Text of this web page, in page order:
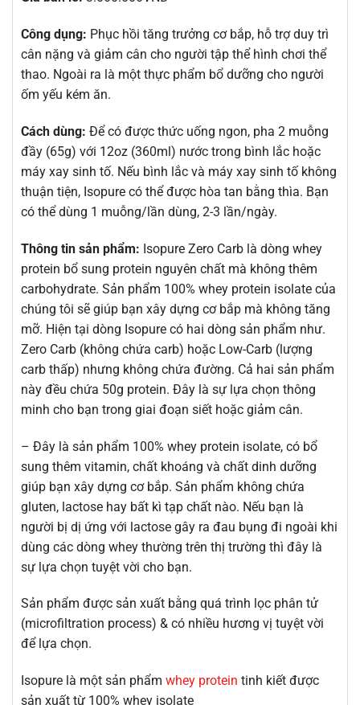
Công dụng: Phục hồi tăng trưởng cơ bắp, hỗ trợ duy trì
cân nặng và giảm cân cho người tập thể hình chơi thể
thao. Ngoài ra là một thực phẩm bổ dưỡng cho người
ốm yếu kém ăn.
Cách dùng: Để có được thức uống ngon, pha 2 muỗng
đầy (65g) với 12oz (360ml) nước trong bình lắc hoặc
máy xay sinh tố. Nếu bình lắc và máy xay sinh tố không
thuận tiện, Isopure có thể được hòa tan bằng thìa. Bạn
có thể dùng 1 muỗng/lần dùng, 2-3 lần/ngày.
Thông tin sản phẩm: Isopure Zero Carb là dòng whey
protein bổ sung protein nguyên chất mà không thêm
carbohydrate. Sản phẩm 100% whey protein isolate của
chúng tôi sẽ giúp bạn xây dựng cơ bắp mà không tăng
mỡ. Hiện tại dòng Isopure có hai dòng sản phẩm như.
Zero Carb (không chứa carb) hoặc Low-Carb (lượng
carb thấp) nhưng không chứa đường. Cả hai sản phẩm
này đều chứa 50g protein. Đây là sự lựa chọn thông
minh cho bạn trong giai đoạn siết hoặc giảm cân.
– Đây là sản phẩm 100% whey protein isolate, có bổ
sung thêm vitamin, chất khoáng và chất dinh dưỡng
giúp bạn xây dựng cơ bắp. Sản phẩm không chứa
gluten, lactose hay bất kì tạp chất nào. Nếu bạn là
người bị dị ứng với lactose gây ra đau bụng đi ngoài khi
dùng các dòng whey thường trên thị trường thì đây là
sự lựa chọn tuyệt vời cho bạn.
Sản phẩm được sản xuất bằng quá trình lọc phân tử
(microfiltration process) & có nhiều hương vị tuyệt vời
để lựa chọn.
Isopure là một sản phẩm whey protein tinh kiết được
sản xuất từ 100% whey isolate